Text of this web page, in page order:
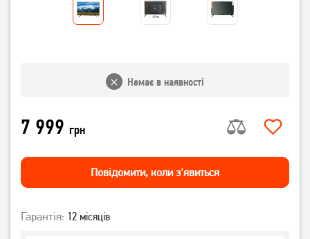
Немає в наявності
7 999 грн
Повiдомити, коли з'явиться
Гарантія: 12 місяців